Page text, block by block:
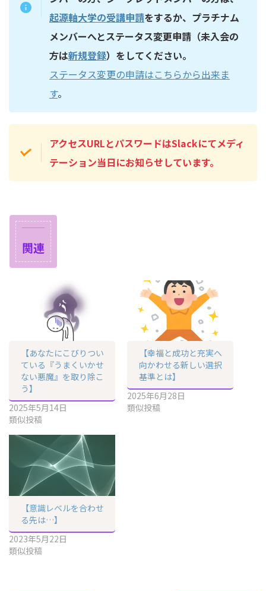
起源軸大学の受講申請をするか、プラチナム
メンバーへとステータス変更申請（未入会の
方は新規登録）をしてください。
ステータス変更の申請はこちらから出来ま
す。
アクセスURLとパスワードはSlackにてメディ
テーション当日にお知らせしています。
関連
【あなたにこびりつい
ている『うまくいかせ
ない悪魔』を取り除こ
う】
2025年5月14日
類似投稿
【幸福と成功と充実へ
向かわせる新しい選択
基準とは】
2025年6月28日
類似投稿
【意識レベルを合わせ
る先は…】
2023年5月22日
類似投稿